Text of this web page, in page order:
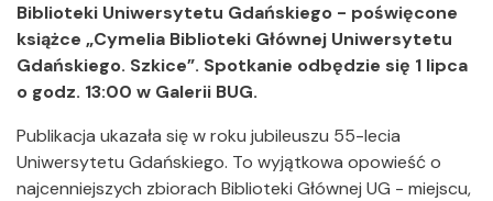
Biblioteki Uniwersytetu Gdańskiego - poświęcone
książce „Cymelia Biblioteki Głównej Uniwersytetu
Gdańskiego. Szkice”. Spotkanie odbędzie się 1 lipca
o godz. 13:00 w Galerii BUG.
Publikacja ukazała się w roku jubileuszu 55-lecia
Uniwersytetu Gdańskiego. To wyjątkowa opowieść o
najcenniejszych zbiorach Biblioteki Głównej UG - miejscu,